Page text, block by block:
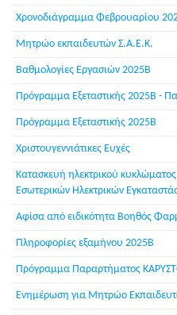
Χρονοδιάγραμμα Φεβρουαρίου
Μητρώο εκπαιδευτών Σ.Α.Ε.Κ.
Βαθμολογίες Εργασιών 2025Β
Πρόγραμμα Εξεταστικής 2025Β -
Πρόγραμμα Εξεταστικής 2025Β
Χριστουγεννιάτικες Ευχές
Κατασκευή ηλεκτρικού κυκλώματος
Εσωτερικών Ηλεκτρικών
Αφίσα από ειδικότητα Βοηθός
Πληροφορίες εξαμήνου 2025Β
Πρόγραμμα Παραρτήματος
Ενημέρωση για Μητρώο